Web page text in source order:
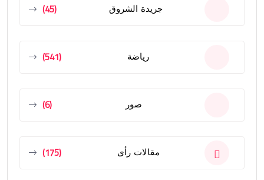
جريدة الشروق (45)
رياضة (541)
صور (6)
مقالات رأى (175)